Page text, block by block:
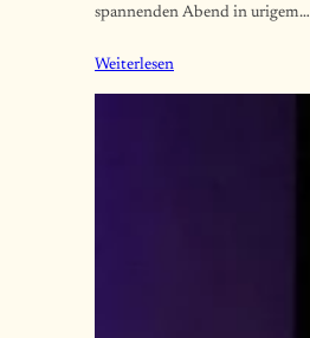
spannenden Abend in urigem…
Weiterlesen